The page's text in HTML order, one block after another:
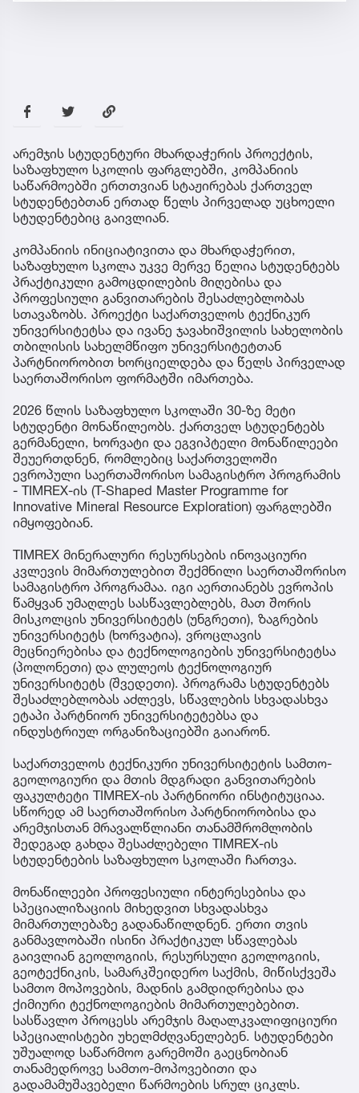
არემჯის სტუდენტური მხარდაჭერის პროექტის,
საზაფხულო სკოლის ფარგლებში, კომპანიის
საწარმოებში ერთთვიან სტაჟირებას ქართველ
სტუდენტებთან ერთად წელს პირველად უცხოელი
სტუდენტებიც გაივლიან.
კომპანიის ინიციატივითა და მხარდაჭერით,
საზაფხულო სკოლა უკვე მერვე წელია სტუდენტებს
პრაქტიკული გამოცდილების მიღებისა და
პროფესიული განვითარების შესაძლებლობას
სთავაზობს. პროექტი საქართველოს ტექნიკურ
უნივერსიტეტსა და ივანე ჯავახიშვილის სახელობის
თბილისის სახელმწიფო უნივერსიტეტთან
პარტნიორობით ხორციელდება და წელს პირველად
საერთაშორისო ფორმატში იმართება.
2026 წლის საზაფხულო სკოლაში 30-ზე მეტი
სტუდენტი მონაწილეობს. ქართველ სტუდენტებს
გერმანელი, ხორვატი და ეგვიპტელი მონაწილეები
შეუერთდნენ, რომლებიც საქართველოში
ევროპული საერთაშორისო სამაგისტრო პროგრამის
- TIMREX-ის (T-Shaped Master Programme for
Innovative Mineral Resource Exploration) ფარგლებში
იმყოფებიან.
TIMREX მინერალური რესურსების ინოვაციური
კვლევის მიმართულებით შექმნილი საერთაშორისო
სამაგისტრო პროგრამაა. იგი აერთიანებს ევროპის
წამყვან უმაღლეს სასწავლებლებს, მათ შორის
მისკოლცის უნივერსიტეტს (უნგრეთი), ზაგრების
უნივერსიტეტს (ხორვატია), ვროცლავის
მეცნიერებისა და ტექნოლოგიების უნივერსიტეტსა
(პოლონეთი) და ლულეოს ტექნოლოგიურ
უნივერსიტეტს (შვედეთი). პროგრამა სტუდენტებს
შესაძლებლობას აძლევს, სწავლების სხვადასხვა
ეტაპი პარტნიორ უნივერსიტეტებსა და
ინდუსტრიულ ორგანიზაციებში გაიარონ.
საქართველოს ტექნიკური უნივერსიტეტის სამთო-
გეოლოგიური და მთის მდგრადი განვითარების
ფაკულტეტი TIMREX-ის პარტნიორი ინსტიტუციაა.
სწორედ ამ საერთაშორისო პარტნიორობისა და
არემჯისთან მრავალწლიანი თანამშრომლობის
შედეგად გახდა შესაძლებელი TIMREX-ის
სტუდენტების საზაფხულო სკოლაში ჩართვა.
მონაწილეები პროფესიული ინტერესებისა და
სპეციალიზაციის მიხედვით სხვადასხვა
მიმართულებაზე გადანაწილდნენ. ერთი თვის
განმავლობაში ისინი პრაქტიკულ სწავლებას
გაივლიან გეოლოგიის, რესურსული გეოლოგიის,
გეოტექნიკის, სამარკშეიდერო საქმის, მიწისქვეშა
სამთო მოპოვების, მადნის გამდიდრებისა და
ქიმიური ტექნოლოგიების მიმართულებებით.
სასწავლო პროცესს არემჯის მაღალკვალიფიციური
სპეციალისტები უხელმძღვანელებენ. სტუდენტები
უშუალოდ საწარმოო გარემოში გაეცნობიან
თანამედროვე სამთო-მოპოვებითი და
გადამამუშავებელი წარმოების სრულ ციკლს.